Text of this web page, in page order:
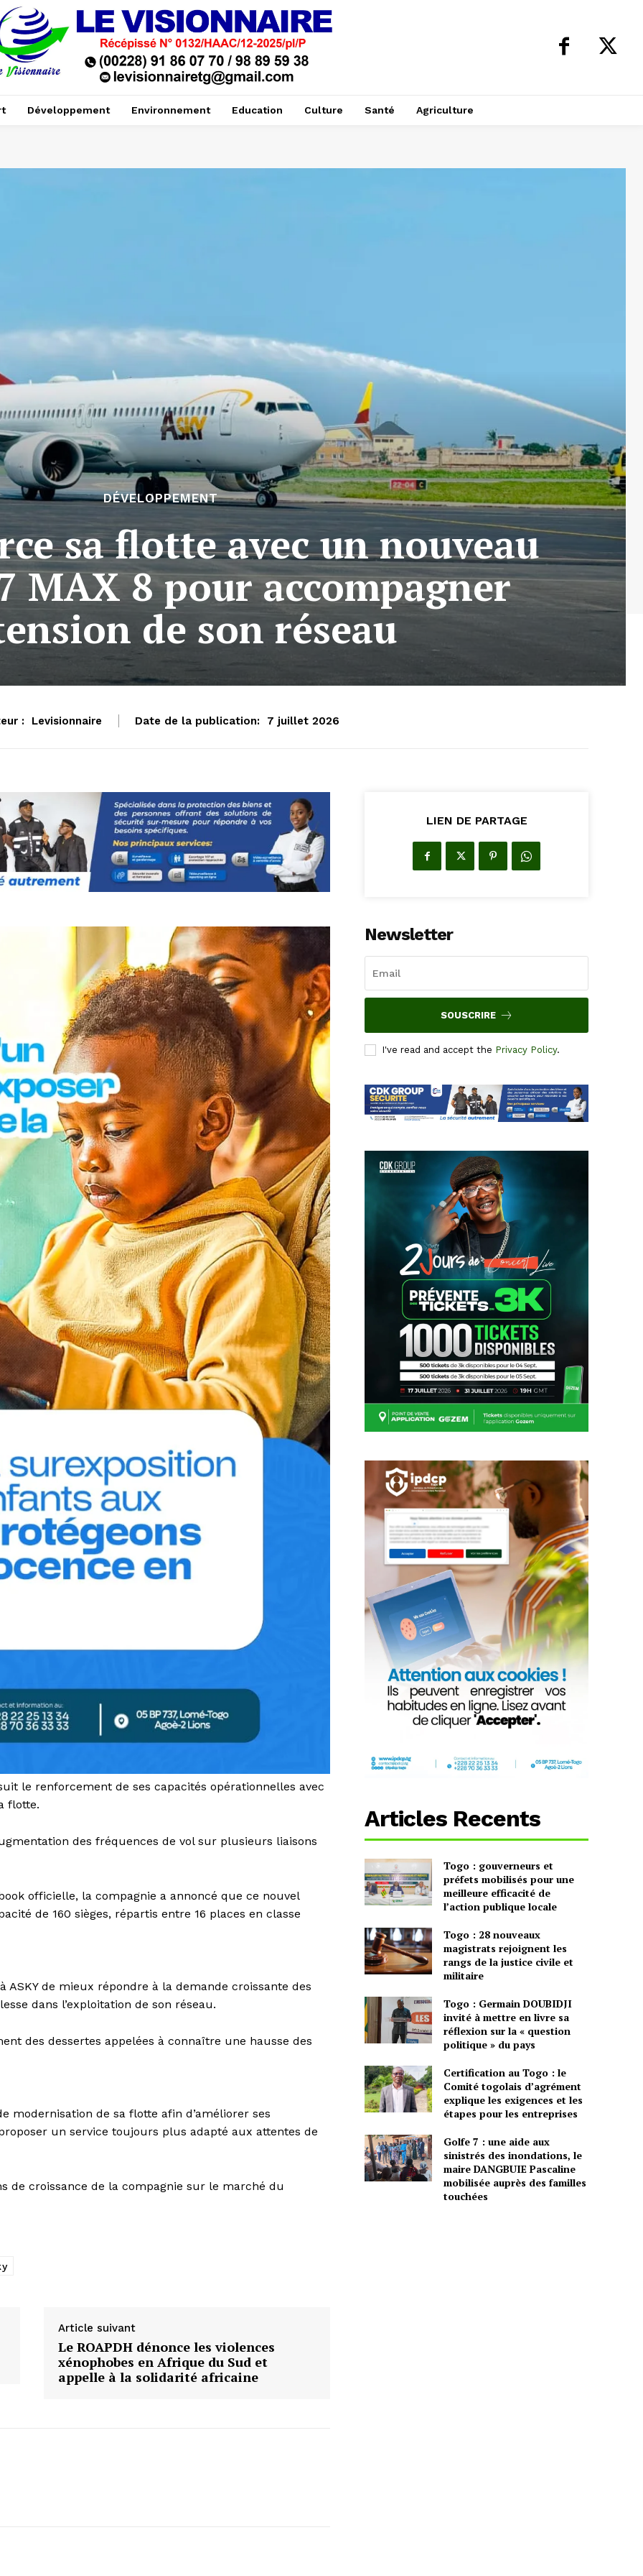
Développement Environnement Education Culture Santé Agriculture
DÉVELOPPEMENT
sa flotte avec un nouveau
MAX 8 pour accompagner
de son réseau
: Levisionnaire Date de la publication: 7 juillet 2026
le renforcement de ses capacités opérationnelles avec
flotte.
des fréquences de vol sur plusieurs liaisons
officielle, la compagnie a annoncé que ce nouvel
de 160 sièges, répartis entre 16 places en classe
ASKY de mieux répondre à la demande croissante des
dans l’exploitation de son réseau.
des dessertes appelées à connaître une hausse des
modernisation de sa flotte afin d’améliorer ses
un service toujours plus adapté aux attentes de
de croissance de la compagnie sur le marché du
Article suivant
Le ROAPDH dénonce les violences
xénophobes en Afrique du Sud et
appelle à la solidarité africaine
LIEN DE PARTAGE
Newsletter
SOUSCRIRE
I've read and accept the Privacy Policy.
Articles Recents
Togo : gouverneurs et
préfets mobilisés pour une
meilleure efficacité de
l’action publique locale
Togo : 28 nouveaux
magistrats rejoignent les
rangs de la justice civile et
militaire
Togo : Germain DOUBIDJI
invité à mettre en livre sa
réflexion sur la « question
politique » du pays
Certification au Togo : le
Comité togolais d’agrément
explique les exigences et les
étapes pour les entreprises
Golfe 7 : une aide aux
sinistrés des inondations, le
maire DANGBUIE Pascaline
mobilisée auprès des familles
touchées